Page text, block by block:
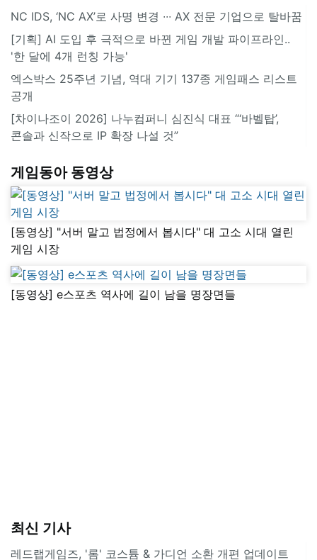
NC IDS, ‘NC AX’로 사명 변경 ∙∙∙ AX 전문 기업으로 탈바꿈
[기획] AI 도입 후 극적으로 바뀐 게임 개발 파이프라인..
'한 달에 4개 런칭 가능'
엑스박스 25주년 기념, 역대 기기 137종 게임패스 리스트
공개
[차이나조이 2026] 나누컴퍼니 심진식 대표 “‘바벨탑’,
콘솔과 신작으로 IP 확장 나설 것”
게임동아 동영상
[동영상] "서버 말고 법정에서 봅시다" 대 고소 시대 열린
게임 시장
[동영상] e스포츠 역사에 길이 남을 명장면들
최신 기사
레드랩게임즈, '롬' 코스튬 & 가디언 소환 개편 업데이트